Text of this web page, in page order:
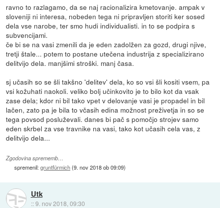
ravno to razlagamo, da se naj racionalizira kmetovanje. ampak v
sloveniji ni interesa, nobeden tega ni pripravljen storiti ker sosed
dela vse narobe, ter smo hudi individualisti. in to se podpira s
subvencijami.
če bi se na vasi zmenili da je eden zadolžen za gozd, drugi njive,
tretji štale... potem to postane utečena industrija z specializirano
delitvijo dela. manjšimi stroški. manj časa.
sj učasih so se šli takšno 'delitev' dela, ko so vsi šli kositi vsem, pa
vsi kožuhati naokoli. veliko bolj učinkovito je to bilo kot da vsak
zase dela; kdor ni bil tako vpet v delovanje vasi je propadel in bil
lačen, zato pa je bila to včasih edina možnost preživetja in so se
tega povsod posluževali. danes bi pač s pomočjo strojev samo
eden skrbel za vse travnike na vasi, tako kot učasih cela vas, z
delitvijo dela...
Zgodovina sprememb…
spremenil:gruntfürmich(9. nov 2018 ob 09:09)
Utk
::9. nov 2018, 09:30